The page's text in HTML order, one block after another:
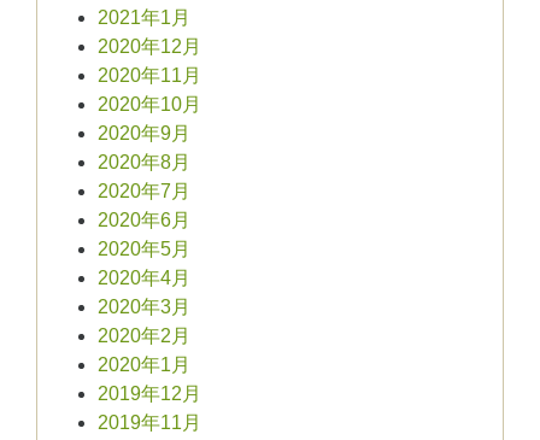
2021年1月
2020年12月
2020年11月
2020年10月
2020年9月
2020年8月
2020年7月
2020年6月
2020年5月
2020年4月
2020年3月
2020年2月
2020年1月
2019年12月
2019年11月